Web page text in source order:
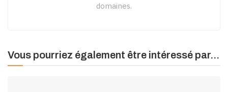
domaines.
Vous pourriez également être intéressé par...